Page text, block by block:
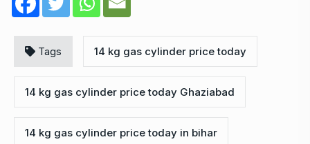
Tags 14 kg gas cylinder price today
14 kg gas cylinder price today Ghaziabad
14 kg gas cylinder price today in bihar